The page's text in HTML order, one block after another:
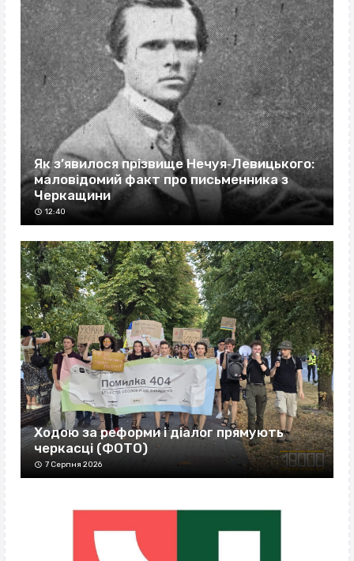
Як з’явилося прізвище Нечуя‐Левицького:
маловідомий факт про письменника з
Черкащини
12:40
Ходою за реформи і діалог прямують
черкасці (ФОТО)
7 Серпня 2026